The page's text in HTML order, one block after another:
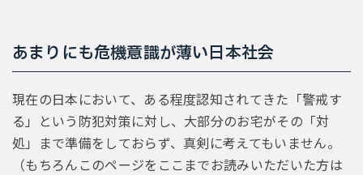
あまりにも危機意識が薄い日本社会
現在の日本において、ある程度認知されてきた「警戒す
る」という防犯対策に対し、大部分のお宅がその「対
処」まで準備をしておらず、真剣に考えてもいません。
（もちろんこのページをここまでお読みいただいた方は